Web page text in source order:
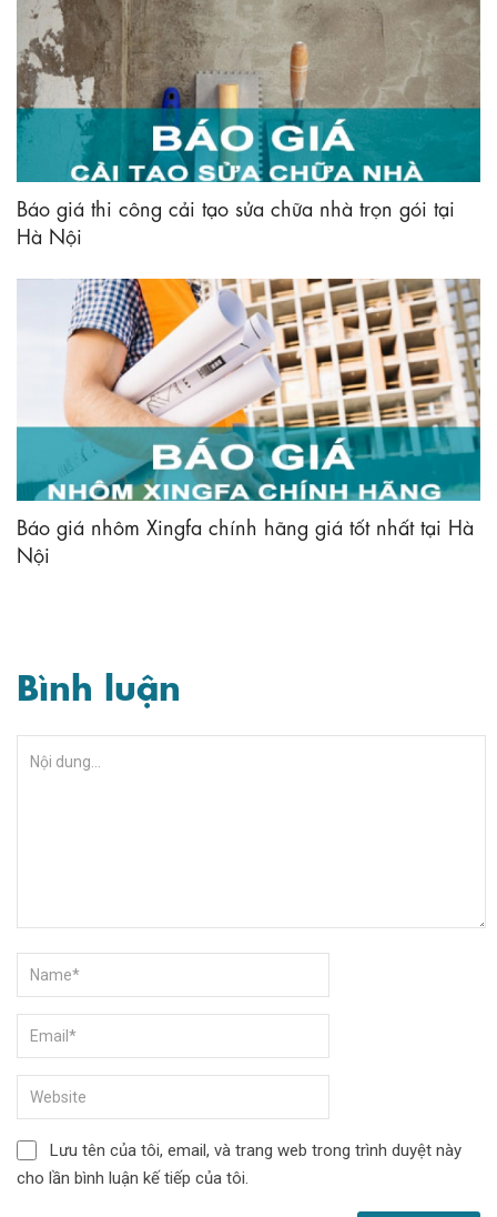
Báo giá thi công cải tạo sửa chữa nhà trọn gói tại
Hà Nội
Báo giá nhôm Xingfa chính hãng giá tốt nhất tại Hà
Nội
Bình luận
Lưu tên của tôi, email, và trang web trong trình duyệt này
cho lần bình luận kế tiếp của tôi.